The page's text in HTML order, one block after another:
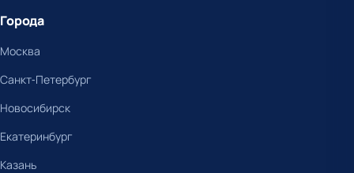
Города
Москва
Санкт-Петербург
Новосибирск
Екатеринбург
Казань